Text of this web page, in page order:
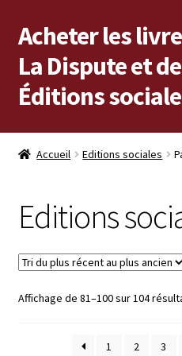
Aller
à
la
navigation
Aller
au
contenu
Acheter les
La Dispute et
Éditions
Les livres en vente
Vous cherchez un livre ?
Vers les Éditions sociales
Vers La Dispute
Accueil Editions sociales
Editions
Affichage de 81–100 sur 104
1 2 3